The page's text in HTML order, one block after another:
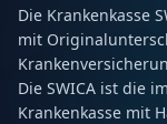
Die Krankenkasse
mit
Die SWICA ist die
Krankenkasse mit